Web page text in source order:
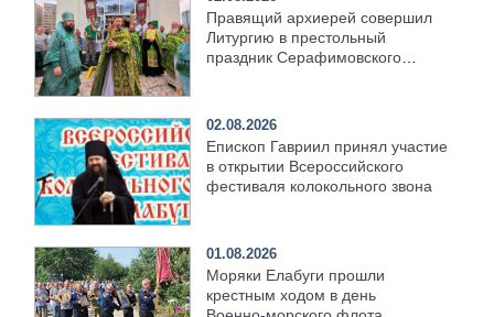
Правящий архиерей совершил
Литургию в престольный
праздник Серафимовского
02.08.2026
Епископ Гавриил принял участие
в открытии Всероссийского
фестиваля колокольного звона
01.08.2026
Моряки Елабуги прошли
крестным ходом в день